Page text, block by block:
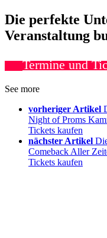
Die perfekte
Veranstaltung
Termine und
See more
vorheriger Artikel
Night of Proms
Tickets kaufen
nächster Artikel
Comeback Aller
Tickets kaufen